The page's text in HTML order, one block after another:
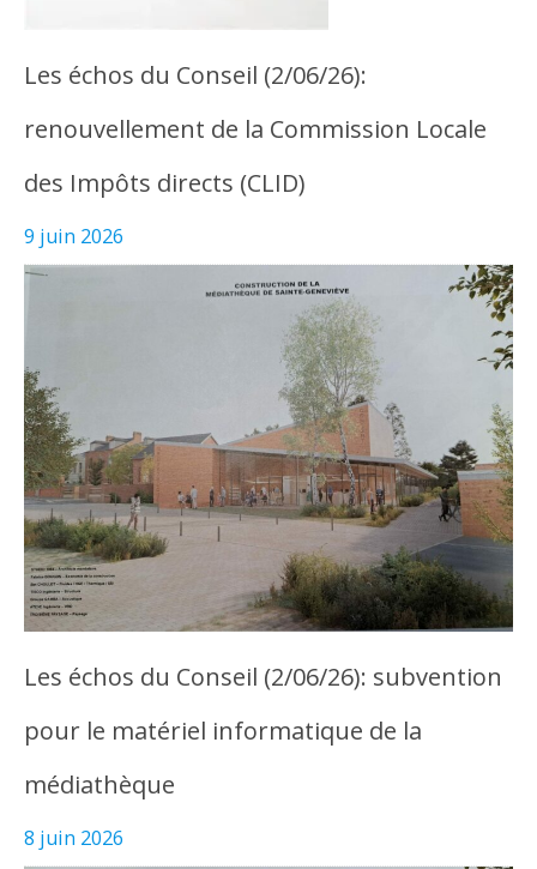
Les échos du Conseil (2/06/26):
renouvellement de la Commission Locale
des Impôts directs (CLID)
9 juin 2026
Les échos du Conseil (2/06/26): subvention
pour le matériel informatique de la
médiathèque
8 juin 2026